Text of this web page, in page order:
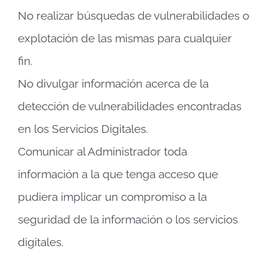
No realizar búsquedas de vulnerabilidades o
explotación de las mismas para cualquier
fin.
No divulgar información acerca de la
detección de vulnerabilidades encontradas
en los Servicios Digitales.
Comunicar al Administrador toda
información a la que tenga acceso que
pudiera implicar un compromiso a la
seguridad de la información o los servicios
digitales.